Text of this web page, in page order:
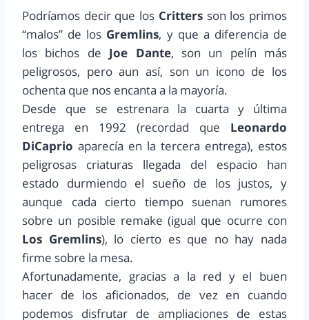
Podríamos decir que los Crittersson los primos
“malos” de los Gremlins, y que a diferencia de
los bichos de Joe Dante, son un pelín más
peligrosos, pero aun así, son un icono de los
ochenta que nos encanta a la mayoría.
Desde que se estrenara la cuarta y última
entrega en 1992 (recordad que Leonardo
DiCaprio aparecía en la tercera entrega), estos
peligrosas criaturas llegada del espacio han
estado durmiendo el sueño de los justos, y
aunque cada cierto tiempo suenan rumores
sobre un posible remake (igual que ocurre con
Los Gremlins), lo cierto es que no hay nada
firme sobre la mesa.
Afortunadamente, gracias a la red y el buen
hacer de los aficionados, de vez en cuando
podemos disfrutar de ampliaciones de estas